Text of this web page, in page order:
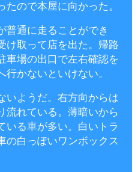
たので本屋に向かった。
普通に走ることができ
け取って店を出た。帰路
車場の出口で左右確認を
行かないといけない。
いようだ。右方向からは
流れている。薄暗いから
いる車が多い。白いトラ
の白っぽいワンボックス